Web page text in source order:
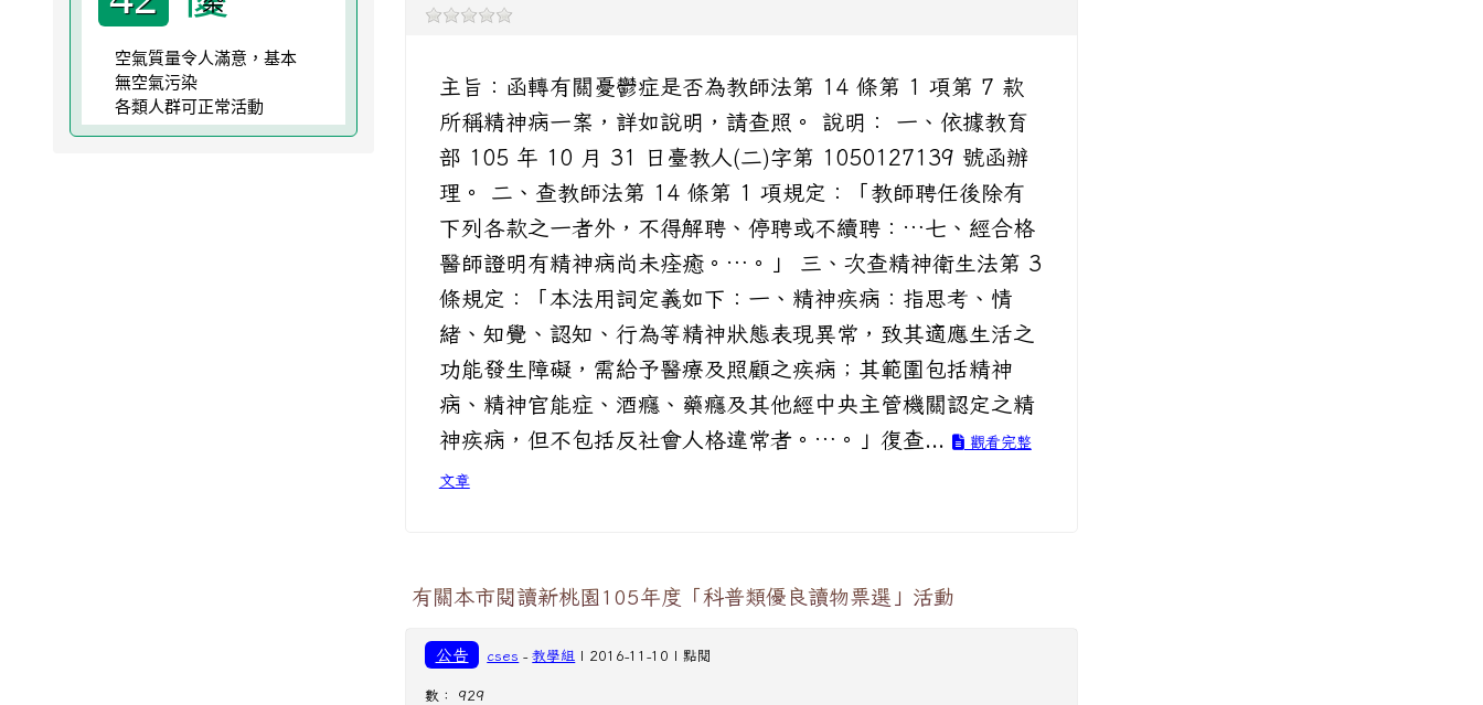
主旨：函轉有關憂鬱症是否為教師法第 14 條第 1 項第 7 款
所稱精神病一案，詳如說明，請查照。 說明： 一、依據教育
部 105 年 10 月 31 日臺教人(二)字第 1050127139 號函辦
理。 二、查教師法第 14 條第 1 項規定：「教師聘任後除有
下列各款之一者外，不得解聘、停聘或不續聘：…七、經合格
醫師證明有精神病尚未痊癒。…。」 三、次查精神衛生法第 3
條規定：「本法用詞定義如下：一、精神疾病：指思考、情
緒、知覺、認知、行為等精神狀態表現異常，致其適應生活之
功能發生障礙，需給予醫療及照顧之疾病；其範圍包括精神
病、精神官能症、酒癮、藥癮及其他經中央主管機關認定之精
神疾病，但不包括反社會人格違常者。…。」復查...
觀看完整
文章
有關本市閱讀新桃園105年度「科普類優良讀物票選」活動
公告 cses -教學組 | 2016-11-10 | 點閱
數： 929
空氣質量令人滿意，基本
無空氣污染
各類人群可正常活動